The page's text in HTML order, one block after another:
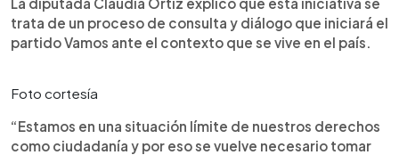
trata de un proceso de consulta y diálogo que iniciará el
partido Vamos ante el contexto que se vive en el país.
Foto cortesía
“Estamos en una situación límite de nuestros derechos
como ciudadanía y por eso se vuelve necesario tomar